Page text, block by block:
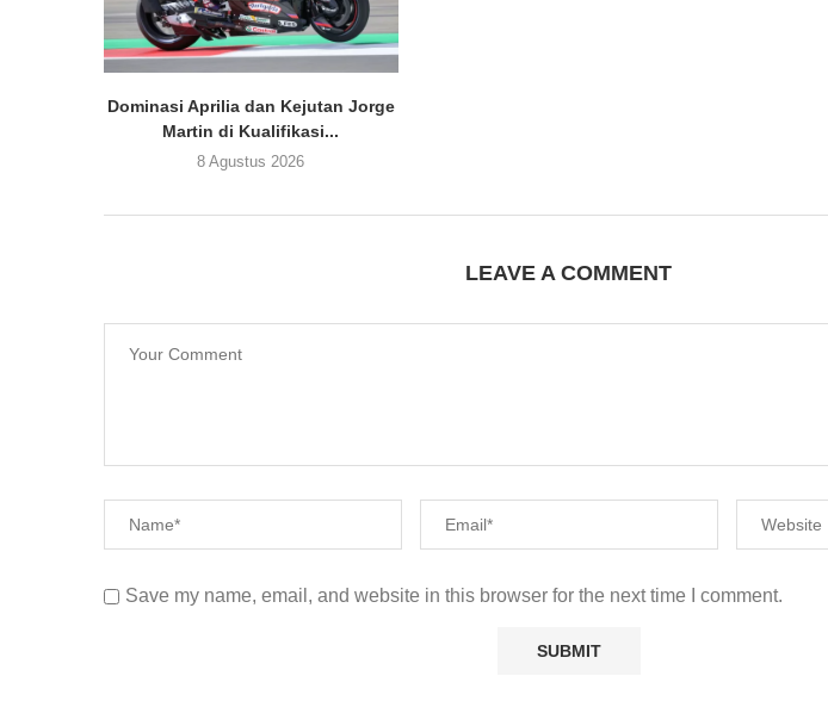
Dominasi Aprilia dan Kejutan Jorge
Martin di Kualifikasi...
8 Agustus 2026
LEAVE A COMMENT
Save my name, email, and website in this browser for the next time I comment.